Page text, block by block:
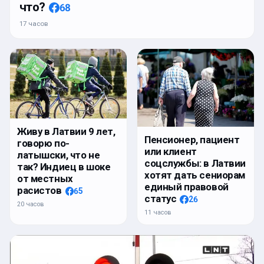
что? 68
17 часов
Живу в Латвии 9 лет,
говорю по-
латышски, что не
так? Индиец в шоке
от местных
расистов
65
20 часов
Пенсионер, пациент
или клиент
соцслужбы: в Латвии
хотят дать сениорам
единый правовой
статус
26
11 часов